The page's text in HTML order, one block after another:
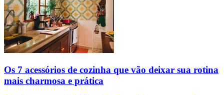
Os 7 acessórios de cozinha que vão deixar sua rotina
mais charmosa e prática